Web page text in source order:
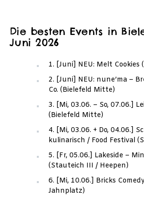
Die besten Events in
Juni 2026
1. [Juni] NEU: Melt
2. [Juni] NEU: nune’ma –
Co. (Bielefeld Mitte)
3. [Mi, 03.06. – So, 07.06.]
(Bielefeld Mitte)
4. [Mi, 03.06. + Do, 04.06.]
kulinarisch / Food Festival
5. [Fr, 05.06.] Lakeside –
(Stauteich III / Heepen)
6. [Mi, 10.06.] Bricks
Jahnplatz)